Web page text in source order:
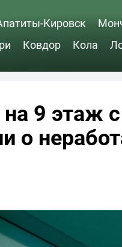
Кировск
Ковдор Кола
9 этаж
о